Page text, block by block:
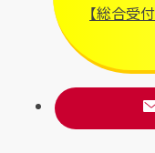
【総合受